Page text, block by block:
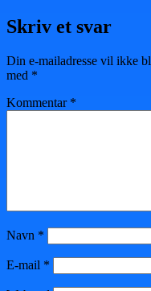
Skriv et svar
Din e-mailadresse vil ikke
med *
Kommentar *
Navn *
E-mail *